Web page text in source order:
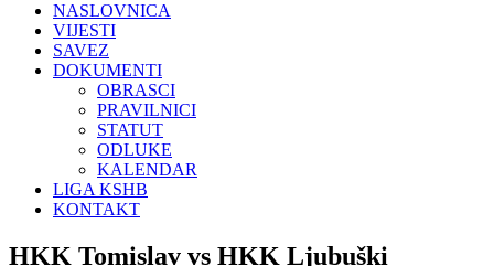
NASLOVNICA
VIJESTI
SAVEZ
DOKUMENTI
OBRASCI
PRAVILNICI
STATUT
ODLUKE
KALENDAR
LIGA KSHB
KONTAKT
HKK Tomislav vs HKK Ljubuški